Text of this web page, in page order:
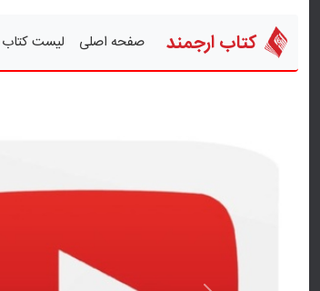
کتاب ارجمند صفحه اصلی لیست